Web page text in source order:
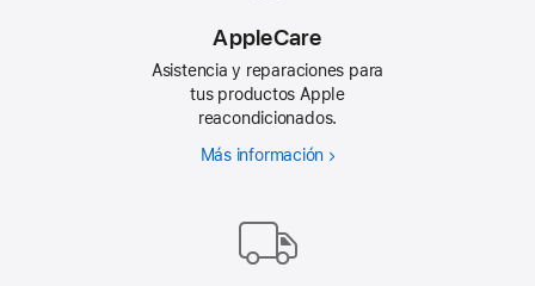
AppleCare
Asistencia y reparaciones para
tus productos Apple
reacondicionados.
Más información AppleCare